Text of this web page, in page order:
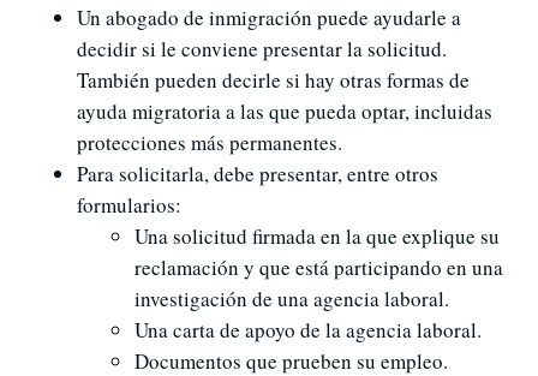
Un abogado de inmigración puede ayudarle a
decidir si le conviene presentar la solicitud.
También pueden decirle si hay otras formas de
ayuda migratoria a las que pueda optar, incluidas
protecciones más permanentes.
Para solicitarla, debe presentar, entre otros
formularios:
Una solicitud firmada en la que explique su
reclamación y que está participando en una
investigación de una agencia laboral.
Una carta de apoyo de la agencia laboral.
Documentos que prueben su empleo.